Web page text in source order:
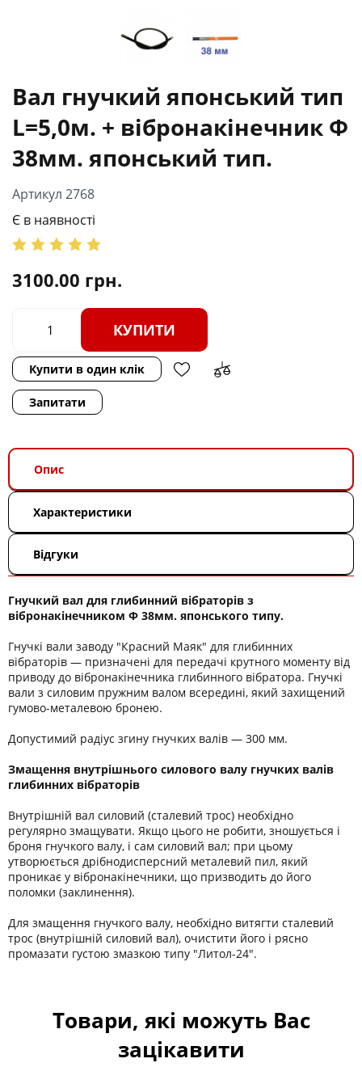
Вал гнучкий японський тип
L=5,0м. + вібронакінечник Ф
38мм. японський тип.
Артикул 2768
Є в наявності
3100.00 грн.
КУПИТИ
Купити в один клік
Запитати
Опис
Характеристики
Відгуки
Гнучкий вал для глибинний вібраторів з
вібронакінечником Ф 38мм. японського типу.
Гнучкі вали заводу "Красний Маяк" для глибинних
вібраторів — призначені для передачі крутного моменту від
приводу до вібронакінечника глибинного вібратора. Гнучкі
вали з силовим пружним валом всередині, який захищений
гумово-металевою бронею.
Допустимий радіус згину гнучких валів — 300 мм.
Змащення внутрішнього силового валу гнучких валів
глибинних вібраторів
Внутрішній вал силовий (сталевий трос) необхідно
регулярно змащувати. Якщо цього не робити, зношується і
броня гнучкого валу, і сам силовий вал; при цьому
утворюється дрібнодисперсний металевий пил, який
проникає у вібронакінечники, що призводить до його
поломки (заклинення).
Для змащення гнучкого валу, необхідно витягти сталевий
трос (внутрішній силовий вал), очистити його і рясно
промазати густою змазкою типу "Литол-24".
Товари, які можуть Вас
зацікавити